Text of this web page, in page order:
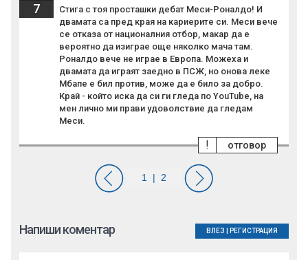
7
Стига с тоя пpocташки дебат Меси-Роналдо! И
двамата са пред края на кариерите си. Меси вече
се отказа от националния отбор, макар да е
вероятно да изиграе още няколко мача там.
Роналдо вече не играе в Европа. Можеха и
двамата да играят заедно в ПСЖ, но онова лeкe
Мбапе е бил против, може да е било за добро.
Край - който иска да си ги гледа по YouTube, на
мен лично ми прави удоволствие да гледам
Меси.
отговор
!
Напиши коментар ВЛЕЗ РЕГИСТРАЦИЯ